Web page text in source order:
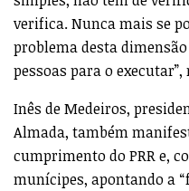
verifica. Nunca mais se
problema desta
pessoas para o
Inês de Medeiros,
Almada, também
cumprimento do PRR e,
munícipes, apontando a